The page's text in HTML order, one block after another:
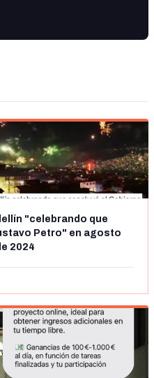
"celebrando que
Petro" en agosto
2024